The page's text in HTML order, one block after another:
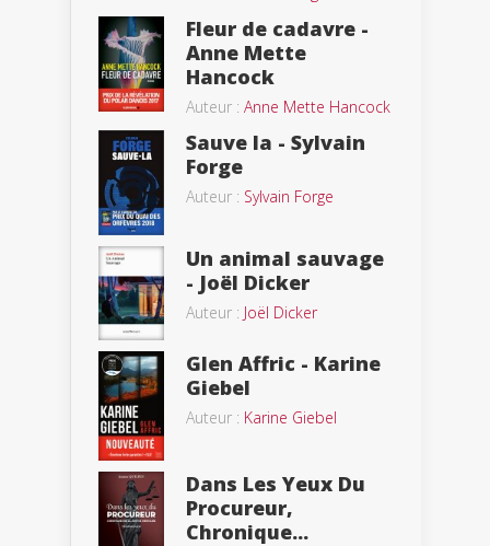
Fleur de cadavre -
Anne Mette
Hancock
Auteur : Anne Mette Hancock
Sauve la - Sylvain
Forge
Auteur : Sylvain Forge
Un animal sauvage
- Joël Dicker
Auteur : Joël Dicker
Glen Affric - Karine
Giebel
Auteur : Karine Giebel
Dans Les Yeux Du
Procureur,
Chronique...